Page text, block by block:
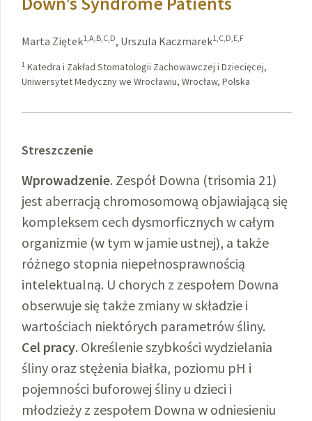
Marta Ziętek1,A,B,C,D, Urszula Kaczmarek1,C,D,E,F
1 Katedra i Zakład Stomatologii Zachowawczej i Dziecięcej,
Uniwersytet Medyczny we Wrocławiu, Wrocław, Polska
Streszczenie
Wprowadzenie. Zespół Downa (trisomia 21)
jest aberracją chromosomową objawiającą się
kompleksem cech dysmorficznych w całym
organizmie (w tym w jamie ustnej), a także
różnego stopnia niepełnosprawnością
intelektualną. U chorych z zespołem Downa
obserwuje się także zmiany w składzie i
wartościach niektórych parametrów śliny.
Cel pracy. Określenie szybkości wydzielania
śliny oraz stężenia białka, poziomu pH i
pojemności buforowej śliny u dzieci i
młodzieży z zespołem Downa w odniesieniu